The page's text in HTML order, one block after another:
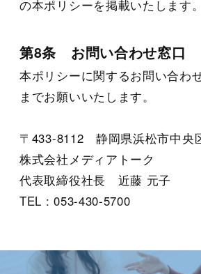
の本ポリシーを掲載いたします。
第8条 お問い合わせ窓口
本ポリシーに関するお問い合わ
までお願いいたします。
〒433-8112 静岡県浜松市中央
株式会社メディアトーク
代表取締役社長 近藤 元子
TEL : 053-430-5700